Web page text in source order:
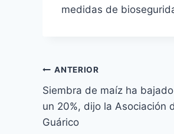
medidas de
Navegación
de
entradas
ANTERIOR
Siembra de maíz ha
un 20%, dijo la Asociación
Guárico